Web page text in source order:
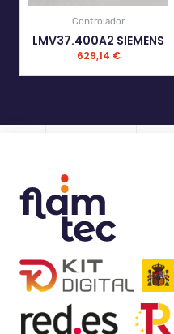
Controlador
LMV37.400A2 SIEMENS
629,14 €